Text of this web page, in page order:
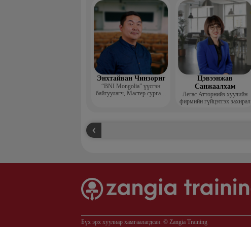
Энхтайван Чинзориг
“BNI Mongolia” үүсгэн
байгуулагч, Мастер сургагч
Цэвээнжав
Санжаалхам
Легас Атторнийз хуулийн
фирмийн гүйцэтгэх захирал
Бүх эрх хуулиар хамгаалагдсан. © Zangia Training